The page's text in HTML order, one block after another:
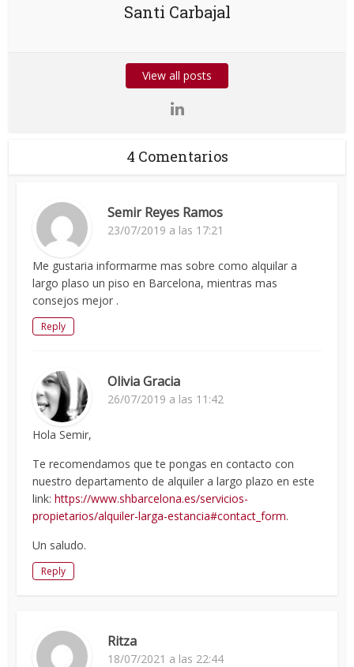
Santi Carbajal
View all posts
4 Comentarios
Semir Reyes Ramos
23/07/2019 a las 17:21
Me gustaria informarme mas sobre como alquilar a
largo plaso un piso en Barcelona, mientras mas
consejos mejor .
Reply
Olivia Gracia
26/07/2019 a las 11:42
Hola Semir,
Te recomendamos que te pongas en contacto con
nuestro departamento de alquiler a largo plazo en este
link:https://www.shbarcelona.es/servicios-
propietarios/alquiler-larga-estancia#contact_form.
Un saludo.
Reply
Ritza
18/07/2021 a las 22:44